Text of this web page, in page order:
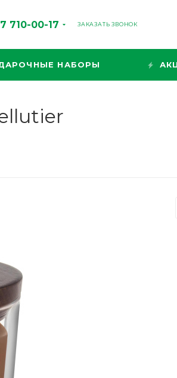
710-00-17 ЗАКАЗАТЬ ЗВОНОК
НАБОРЫ